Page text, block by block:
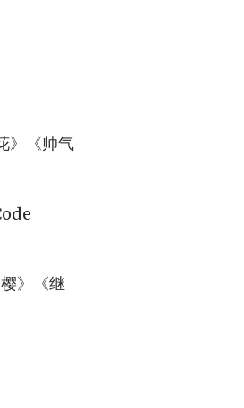
》《帅气
》《继